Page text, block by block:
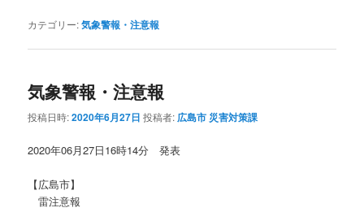
カテゴリー:気象警報・注意報
気象警報・注意報
投稿日時:2020年6月27日 投稿者: 広島市 災害対策課
2020年06月27日16時14分 発表
【広島市】
雷注意報